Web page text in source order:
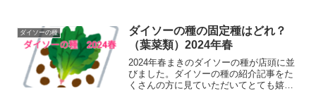
と考えています。
ダイソーの種
ダイソーの種の固定種はどれ？
（葉菜類）2024年春
2024年春まきのダイソーの種が店頭に並
びました。ダイソーの種の紹介記事をた
くさんの方に見ていただいてとても嬉し